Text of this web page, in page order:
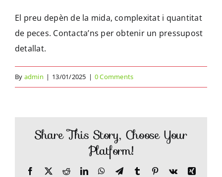
CA
ES
El preu depèn de la mida, complexitat i quantitat
de peces. Contacta’ns per obtenir un pressupost
detallat.
By admin | 13/01/2025 | 0 Comments
Share This Story, Choose Your
Platform!
Facebook
X RedditLinkedInWhatsApp
TelegramTumblr Pinterest
Vk
Xing